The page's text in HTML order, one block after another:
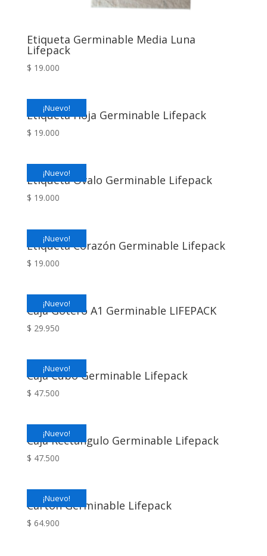
Etiqueta Germinable Media Luna
Lifepack
$ 19.000
¡Nuevo!
Etiqueta Hoja Germinable Lifepack
$ 19.000
¡Nuevo!
Etiqueta Óvalo Germinable Lifepack
$ 19.000
¡Nuevo!
Etiqueta Corazón Germinable Lifepack
$ 19.000
¡Nuevo!
Caja Gotero A1 Germinable LIFEPACK
$ 29.950
¡Nuevo!
Caja Cubo Germinable Lifepack
$ 47.500
¡Nuevo!
Caja Rectangulo Germinable Lifepack
$ 47.500
¡Nuevo!
Cartón Germinable Lifepack
$ 64.900